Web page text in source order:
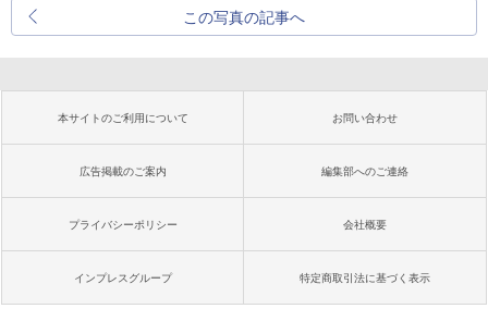
この写真の記事へ
本サイトのご利用について お問い合わせ
広告掲載のご案内 編集部へのご連絡
プライバシーポリシー 会社概要
インプレスグループ 特定商取引法に基づく表示